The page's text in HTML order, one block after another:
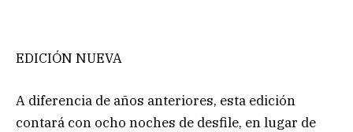
EDICIÓN NUEVA
A diferencia de años anteriores, esta edición
contará con ocho noches de desfile, en lugar de